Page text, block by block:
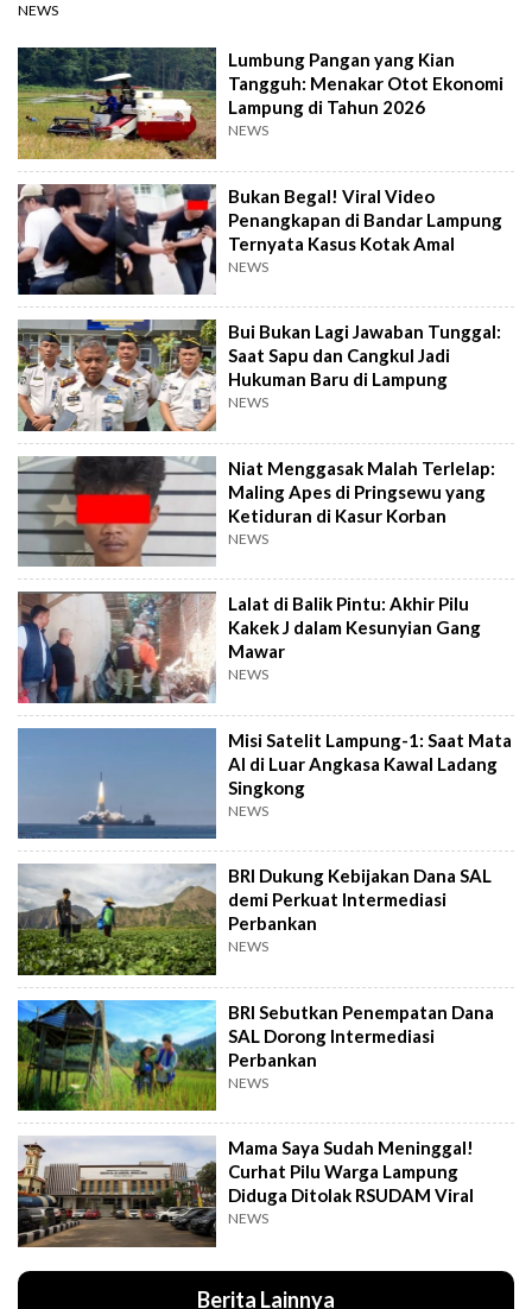
NEWS
Lumbung Pangan yang Kian
Tangguh: Menakar Otot Ekonomi
Lampung di Tahun 2026
NEWS
Bukan Begal! Viral Video
Penangkapan di Bandar Lampung
Ternyata Kasus Kotak Amal
NEWS
Bui Bukan Lagi Jawaban Tunggal:
Saat Sapu dan Cangkul Jadi
Hukuman Baru di Lampung
NEWS
Niat Menggasak Malah Terlelap:
Maling Apes di Pringsewu yang
Ketiduran di Kasur Korban
NEWS
Lalat di Balik Pintu: Akhir Pilu
Kakek J dalam Kesunyian Gang
Mawar
NEWS
Misi Satelit Lampung-1: Saat Mata
AI di Luar Angkasa Kawal Ladang
Singkong
NEWS
BRI Dukung Kebijakan Dana SAL
demi Perkuat Intermediasi
Perbankan
NEWS
BRI Sebutkan Penempatan Dana
SAL Dorong Intermediasi
Perbankan
NEWS
Mama Saya Sudah Meninggal!
Curhat Pilu Warga Lampung
Diduga Ditolak RSUDAM Viral
NEWS
Berita Lainnya